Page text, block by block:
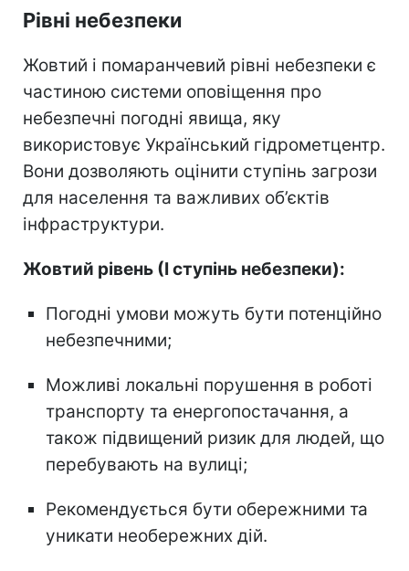
Рівні небезпеки
Жовтий і помаранчевий рівні небезпеки є
частиною системи оповіщення про
небезпечні погодні явища, яку
використовує Український гідрометцентр.
Вони дозволяють оцінити ступінь загрози
для населення та важливих об’єктів
інфраструктури.
Жовтий рівень (І ступінь небезпеки):
Погодні умови можуть бути потенційно
небезпечними;
Можливі локальні порушення в роботі
транспорту та енергопостачання, а
також підвищений ризик для людей, що
перебувають на вулиці;
Рекомендується бути обережними та
уникати необережних дій.